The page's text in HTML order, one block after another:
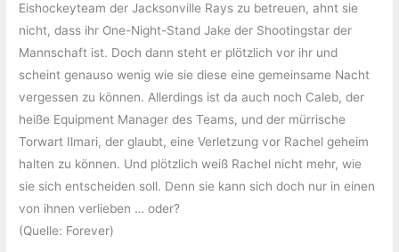
Eishockeyteam der Jacksonville Rays zu betreuen, ahnt sie
nicht, dass ihr One-Night-Stand Jake der Shootingstar der
Mannschaft ist. Doch dann steht er plötzlich vor ihr und
scheint genauso wenig wie sie diese eine gemeinsame Nacht
vergessen zu können. Allerdings ist da auch noch Caleb, der
heiße Equipment Manager des Teams, und der mürrische
Torwart Ilmari, der glaubt, eine Verletzung vor Rachel geheim
halten zu können. Und plötzlich weiß Rachel nicht mehr, wie
sie sich entscheiden soll. Denn sie kann sich doch nur in einen
von ihnen verlieben … oder?
(Quelle: Forever)